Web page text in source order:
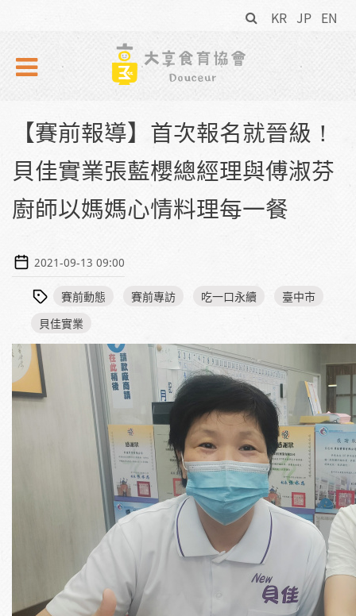
KR JP EN
搜
尋
表
【賽前報導】首次報名就晉級！
貝佳實業張藍櫻總經理與傅淑芬
廚師以媽媽心情料理每一餐
2021-09-13 09:00
賽前動態 賽前專訪 吃一口永續
臺中市
貝佳實業